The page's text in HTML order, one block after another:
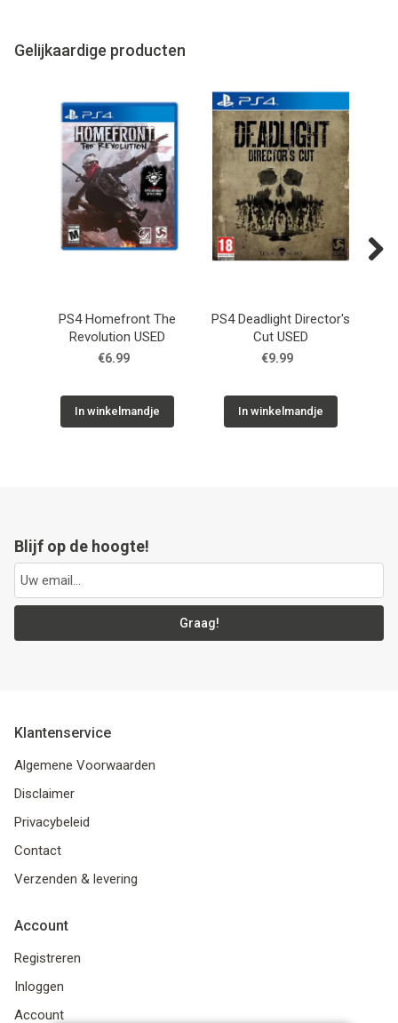
Gelijkaardige producten
PS4 Homefront The
Revolution USED
€6.99
In winkelmandje
PS4 Deadlight Director's
Cut USED
€9.99
In winkelmandje
Blijf op de hoogte!
Graag!
Klantenservice
Algemene Voorwaarden
Disclaimer
Privacybeleid
Contact
Verzenden & levering
Account
Registreren
Inloggen
Account